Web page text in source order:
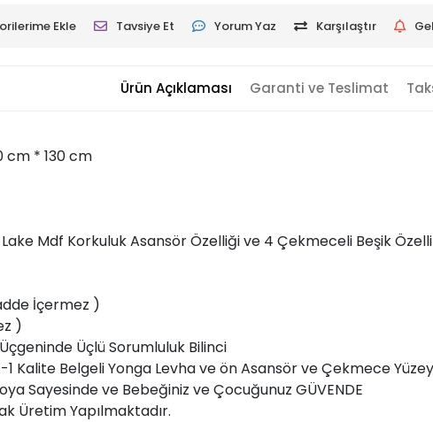
Ekle Tavsiye Et Yorum Yaz Karşılaştır
Ürün Açıklaması Garanti ve Teslimat
cm * 130 cm
Mdf Korkuluk Asansör Özelliği ve 4 Çekmeceli Beşik
İçermez )
)
Üçlü Sorumluluk Bilinci
1 Kalite Belgeli Yonga Levha ve ön Asansör ve Çekmece
Sayesinde ve Bebeğiniz ve Çocuğunuz GÜVENDE
Üretim Yapılmaktadır.